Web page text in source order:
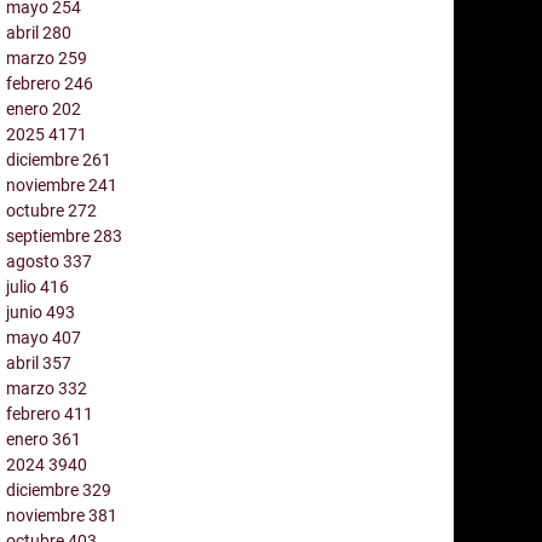
mayo254
abril280
marzo259
febrero246
enero202
20254171
diciembre261
noviembre241
octubre272
septiembre283
agosto337
julio416
junio493
mayo407
abril357
marzo332
febrero411
enero361
20243940
diciembre329
noviembre381